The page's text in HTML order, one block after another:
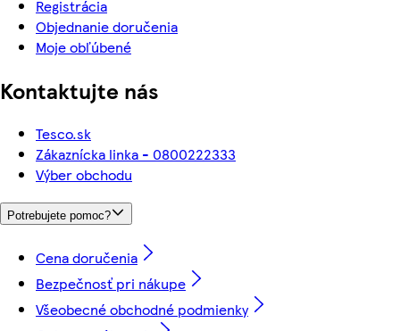
Registrácia
Objednanie doručenia
Moje obľúbené
Kontaktujte nás
Tesco.sk
Zákaznícka linka - 0800222333
Výber obchodu
Potrebujete pomoc?
Cena doručenia
Bezpečnosť pri nákupe
Všeobecné obchodné podmienky